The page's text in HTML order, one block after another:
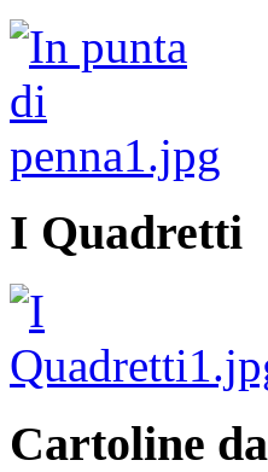
I Quadretti
Cartoline